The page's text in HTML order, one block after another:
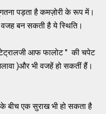
पड़ता है कमज़ोरी के रूप में।
बन सकती है ये स्थिति।
आफ फालोट " की चपेट
)और भी वजहें हो सकतीं हैं।
बीच एक सुराख भी हो सकता है